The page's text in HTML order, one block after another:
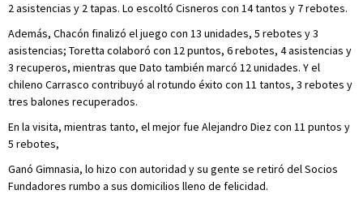
2 asistencias y 2 tapas. Lo escoltó Cisneros con 14 tantos y 7 rebotes.
Además, Chacón finalizó el juego con 13 unidades, 5 rebotes y 3
asistencias; Toretta colaboró con 12 puntos, 6 rebotes, 4 asistencias y
3 recuperos, mientras que Dato también marcó 12 unidades. Y el
chileno Carrasco contribuyó al rotundo éxito con 11 tantos, 3 rebotes y
tres balones recuperados.
En la visita, mientras tanto, el mejor fue Alejandro Diez con 11 puntos y
5 rebotes,
Ganó Gimnasia, lo hizo con autoridad y su gente se retiró del Socios
Fundadores rumbo a sus domicilios lleno de felicidad.